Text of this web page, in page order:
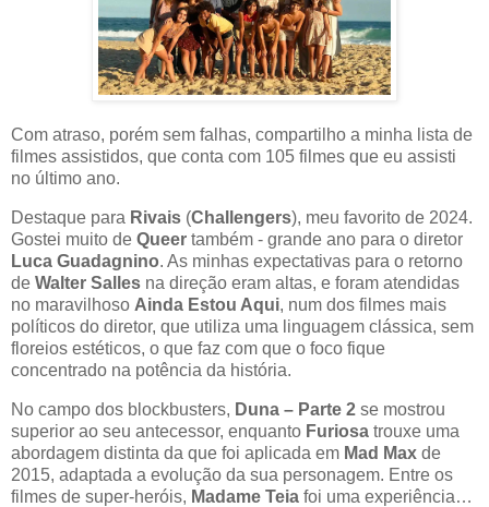
Com atraso, porém sem falhas, compartilho a minha lista de
filmes assistidos, que conta com 105 filmes que eu assisti
no último ano.
Destaque para Rivais (Challengers), meu favorito de 2024.
Gostei muito de Queer também - grande ano para o diretor
Luca Guadagnino. As minhas expectativas para o retorno
de Walter Salles na direção eram altas, e foram atendidas
no maravilhoso Ainda Estou Aqui, num dos filmes mais
políticos do diretor, que utiliza uma linguagem clássica, sem
floreios estéticos, o que faz com que o foco fique
concentrado na potência da história.
No campo dos blockbusters, Duna – Parte 2 se mostrou
superior ao seu antecessor, enquanto Furiosa trouxe uma
abordagem distinta da que foi aplicada em Mad Max de
2015, adaptada a evolução da sua personagem. Entre os
filmes de super-heróis, Madame Teia foi uma experiência…